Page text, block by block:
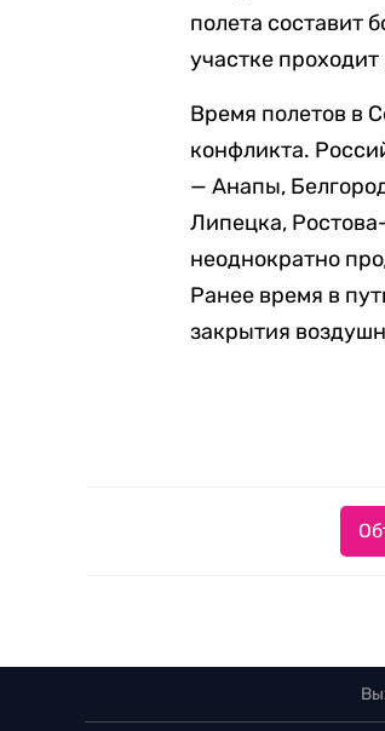
полета составит
участке
Время полетов в
конфликта.
— Анапы,
Липецка,
неоднократно
Ранее время в
закрытия